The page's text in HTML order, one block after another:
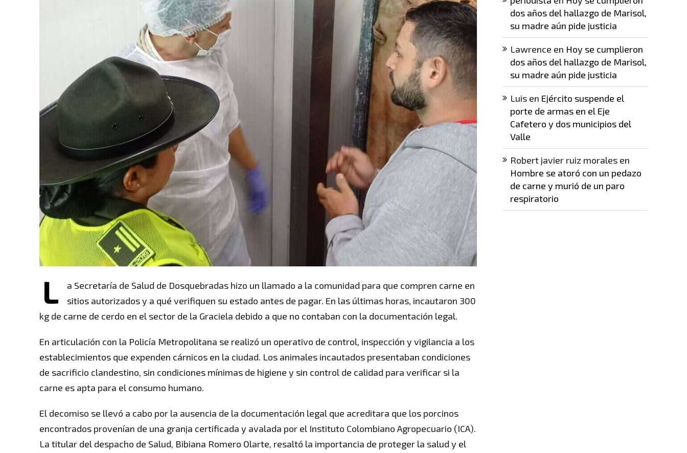
L
a Secretaría de Salud de Dosquebradas hizo un llamado a la comunidad para que compren carne en
sitios autorizados y a qué verifiquen su estado antes de pagar. En las últimas horas, incautaron 300
kg de carne de cerdo en el sector de la Graciela debido a que no contaban con la documentación legal.
En articulación con la Policía Metropolitana se realizó un operativo de control, inspección y vigilancia a los
establecimientos que expenden cárnicos en la ciudad. Los animales incautados presentaban condiciones
de sacrificio clandestino, sin condiciones mínimas de higiene y sin control de calidad para verificar si la
carne es apta para el consumo humano.
El decomiso se llevó a cabo por la ausencia de la documentación legal que acreditara que los porcinos
encontrados provenían de una granja certificada y avalada por el Instituto Colombiano Agropecuario (ICA).
La titular del despacho de Salud, Bibiana Romero Olarte, resaltó la importancia de proteger la salud y el
dos años del hallazgo de Marisol,
su madre aún pide justicia
Lawrence en Hoy se cumplieron
dos años del hallazgo de Marisol,
su madre aún pide justicia
Luisen Ejército suspende el
porte de armas en el Eje
Cafetero y dos municipios del
Valle
Robert javier ruiz moralesen
Hombre se atoró con un pedazo
de carne y murió de un paro
respiratorio